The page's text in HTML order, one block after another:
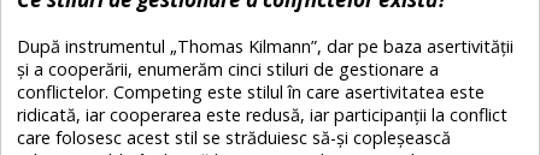
După instrumentul „Thomas Kilmann”, dar pe baza asertivității
și a cooperării, enumerăm cinci stiluri de gestionare a
conflictelor. Competing este stilul în care asertivitatea este
ridicată, iar cooperarea este redusă, iar participanții la conflict
care folosesc acest stil se străduiesc să-și copleșească